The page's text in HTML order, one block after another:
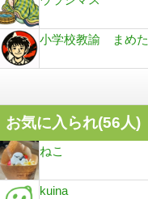
小学校教諭 まめた
お気に入られ(56人)
ねこ
kuina